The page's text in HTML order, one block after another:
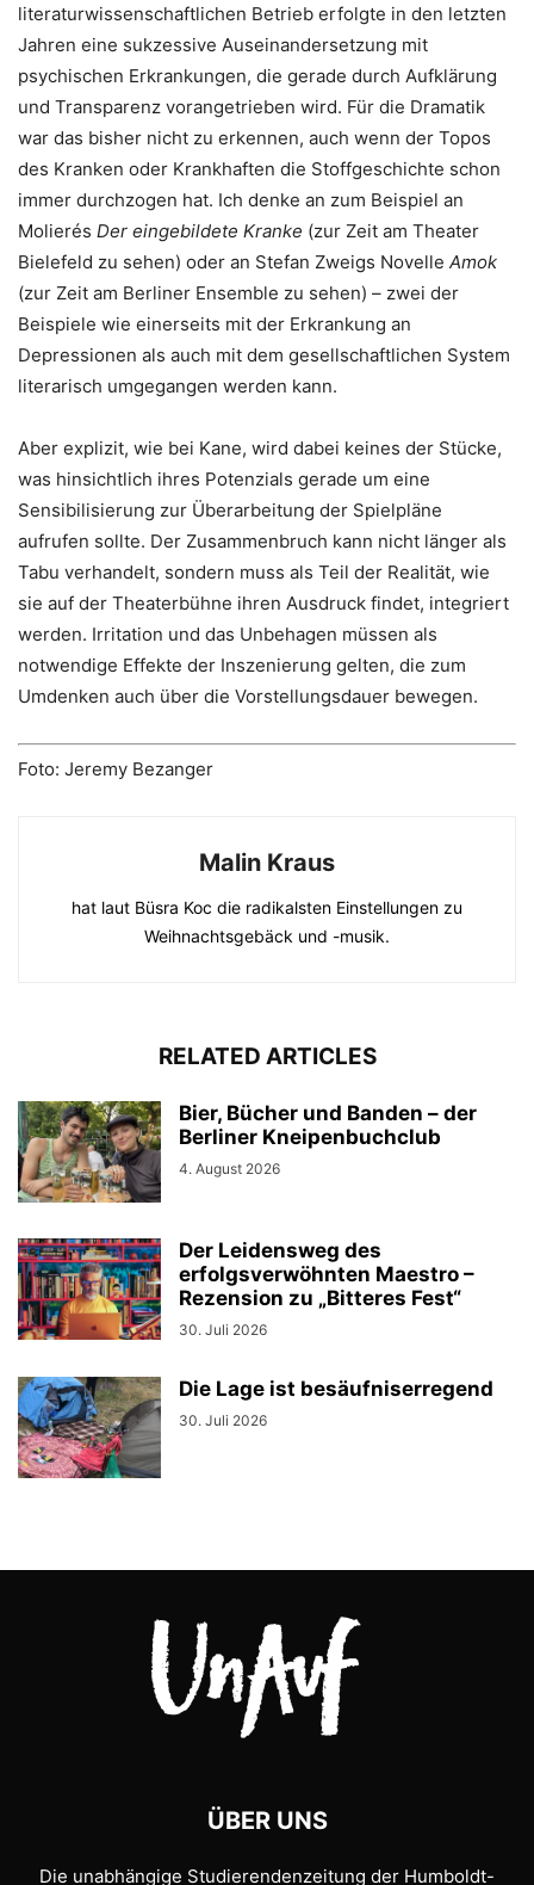
literaturwissenschaftlichen Betrieb erfolgte in den letzten
Jahren eine sukzessive Auseinandersetzung mit
psychischen Erkrankungen, die gerade durch Aufklärung
und Transparenz vorangetrieben wird. Für die Dramatik
war das bisher nicht zu erkennen, auch wenn der Topos
des Kranken oder Krankhaften die Stoffgeschichte schon
immer durchzogen hat. Ich denke an zum Beispiel an
Molierés Der eingebildete Kranke (zur Zeit am Theater
Bielefeld zu sehen) oder an Stefan Zweigs Novelle Amok
(zur Zeit am Berliner Ensemble zu sehen) – zwei der
Beispiele wie einerseits mit der Erkrankung an
Depressionen als auch mit dem gesellschaftlichen System
literarisch umgegangen werden kann.
Aber explizit, wie bei Kane, wird dabei keines der Stücke,
was hinsichtlich ihres Potenzials gerade um eine
Sensibilisierung zur Überarbeitung der Spielpläne
aufrufen sollte. Der Zusammenbruch kann nicht länger als
Tabu verhandelt, sondern muss als Teil der Realität, wie
sie auf der Theaterbühne ihren Ausdruck findet, integriert
werden. Irritation und das Unbehagen müssen als
notwendige Effekte der Inszenierung gelten, die zum
Umdenken auch über die Vorstellungsdauer bewegen.
Foto: Jeremy Bezanger
Malin Kraus
hat laut Büsra Koc die radikalsten Einstellungen zu
Weihnachtsgebäck und -musik.
RELATED ARTICLES
Bier, Bücher und Banden – der
Berliner Kneipenbuchclub
4. August 2026
Der Leidensweg des
erfolgsverwöhnten Maestro –
Rezension zu „Bitteres Fest“
30. Juli 2026
Die Lage ist besäufniserregend
30. Juli 2026
ÜBER UNS
Die unabhängige Studierendenzeitung der Humboldt-